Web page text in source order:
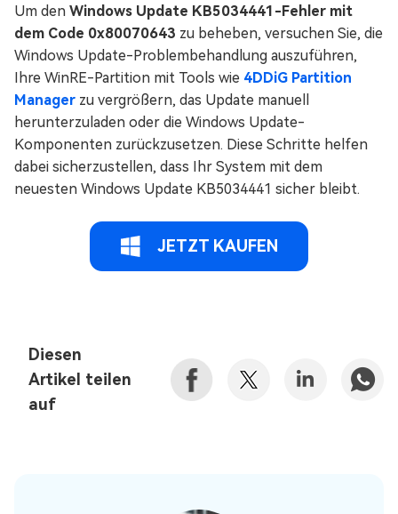
Um den Windows Update KB5034441-Fehler mit
dem Code 0x80070643 zu beheben, versuchen Sie, die
Windows Update-Problembehandlung auszuführen,
Ihre WinRE-Partition mit Tools wie 4DDiG Partition
Manager zu vergrößern, das Update manuell
herunterzuladen oder die Windows Update-
Komponenten zurückzusetzen. Diese Schritte helfen
dabei sicherzustellen, dass Ihr System mit dem
neuesten Windows Update KB5034441 sicher bleibt.
JETZT KAUFEN
Diesen
Artikel teilen
auf